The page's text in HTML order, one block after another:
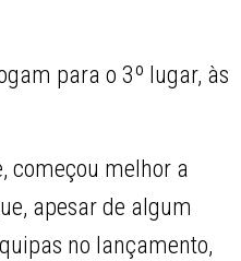
para o 3º lugar, às
começou melhor a
apesar de algum
no lançamento,